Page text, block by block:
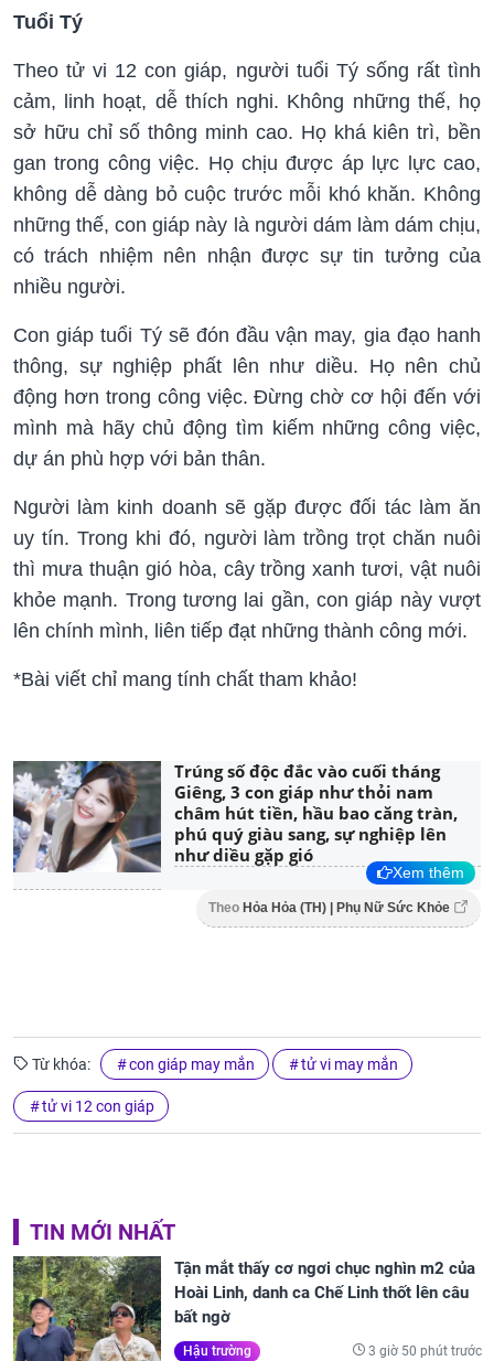
Tuổi Tý
Theo tử vi 12 con giáp, người tuổi Tý sống rất tình
cảm, linh hoạt, dễ thích nghi. Không những thế, họ
sở hữu chỉ số thông minh cao. Họ khá kiên trì, bền
gan trong công việc. Họ chịu được áp lực lực cao,
không dễ dàng bỏ cuộc trước mỗi khó khăn. Không
những thế, con giáp này là người dám làm dám chịu,
có trách nhiệm nên nhận được sự tin tưởng của
nhiều người.
Con giáp tuổi Tý sẽ đón đầu vận may, gia đạo hanh
thông, sự nghiệp phất lên như diều. Họ nên chủ
động hơn trong công việc. Đừng chờ cơ hội đến với
mình mà hãy chủ động tìm kiếm những công việc,
dự án phù hợp với bản thân.
Người làm kinh doanh sẽ gặp được đối tác làm ăn
uy tín. Trong khi đó, người làm trồng trọt chăn nuôi
thì mưa thuận gió hòa, cây trồng xanh tươi, vật nuôi
khỏe mạnh. Trong tương lai gần, con giáp này vượt
lên chính mình, liên tiếp đạt những thành công mới.
*Bài viết chỉ mang tính chất tham khảo!
Trúng số độc đắc vào cuối tháng
Giêng, 3 con giáp như thỏi nam
châm hút tiền, hầu bao căng tràn,
phú quý giàu sang, sự nghiệp lên
như diều gặp gió
Xem thêm
Theo Hỏa Hỏa (TH) | Phụ Nữ Sức Khỏe
Từ khóa: con giáp may mắn tử vi may mắn
tử vi 12 con giáp
TIN MỚI NHẤT
Tận mắt thấy cơ ngơi chục nghìn m2 của
Hoài Linh, danh ca Chế Linh thốt lên câu
bất ngờ
Hậu trường 3 giờ 50 phút trước